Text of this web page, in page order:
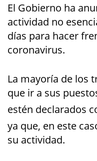
El Gobierno ha
actividad no
días para hacer
coronavirus.
La mayoría de los
que ir a sus
estén declarados
ya que, en este
su actividad.